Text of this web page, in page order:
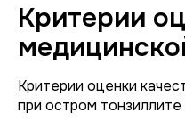
Критерии
Критерии оценки
при остром